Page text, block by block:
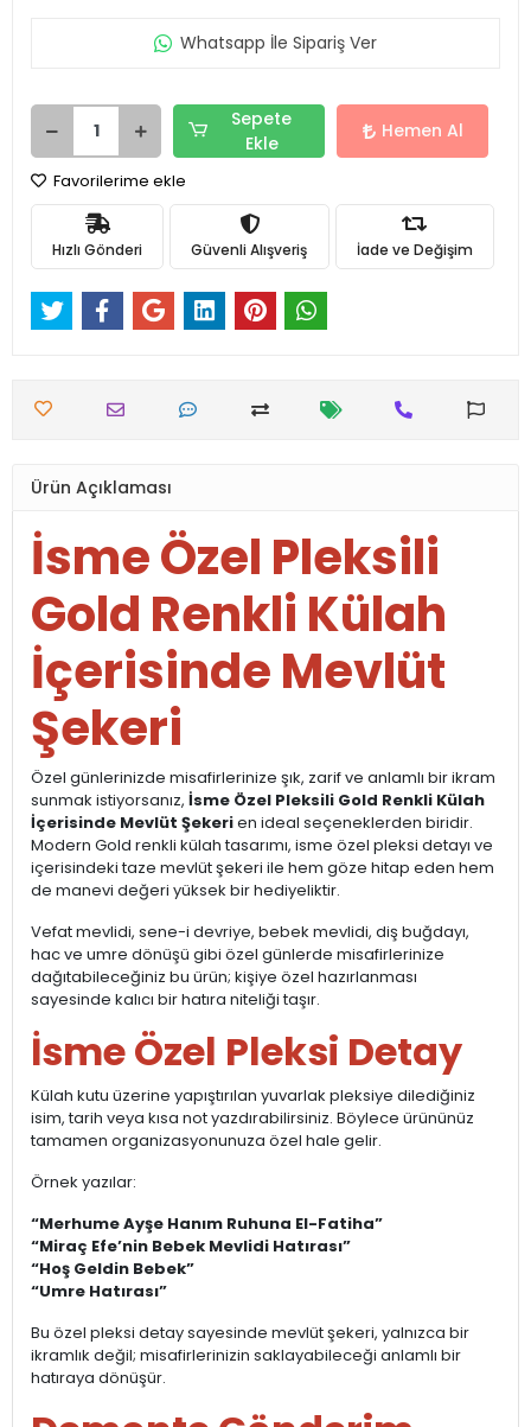
Whatsapp İle Sipariş Ver
Sepete
Ekle
Hemen Al
Favorilerime ekle
Hızlı Gönderi Güvenli Alışveriş İade ve Değişim
Ürün Açıklaması
İsme Özel Pleksili
Gold Renkli Külah
İçerisinde Mevlüt
Şekeri
Özel günlerinizde misafirlerinize şık, zarif ve anlamlı bir ikram
sunmak istiyorsanız, İsme Özel Pleksili Gold Renkli Külah
İçerisinde Mevlüt Şekerien ideal seçeneklerden biridir.
Modern Gold renkli külah tasarımı, isme özel pleksi detayı ve
içerisindeki taze mevlüt şekeri ile hem göze hitap eden hem
de manevi değeri yüksek bir hediyeliktir.
Vefat mevlidi, sene-i devriye, bebek mevlidi, diş buğdayı,
hac ve umre dönüşü gibi özel günlerde misafirlerinize
dağıtabileceğiniz bu ürün; kişiye özel hazırlanması
sayesinde kalıcı bir hatıra niteliği taşır.
İsme Özel Pleksi Detay
Külah kutu üzerine yapıştırılan yuvarlak pleksiye dilediğiniz
isim, tarih veya kısa not yazdırabilirsiniz. Böylece ürününüz
tamamen organizasyonunuza özel hale gelir.
Örnek yazılar:
“Merhume Ayşe Hanım Ruhuna El-Fatiha”
“Miraç Efe’nin Bebek Mevlidi Hatırası”
“Hoş Geldin Bebek”
“Umre Hatırası”
Bu özel pleksi detay sayesinde mevlüt şekeri, yalnızca bir
ikramlık değil; misafirlerinizin saklayabileceği anlamlı bir
hatıraya dönüşür.